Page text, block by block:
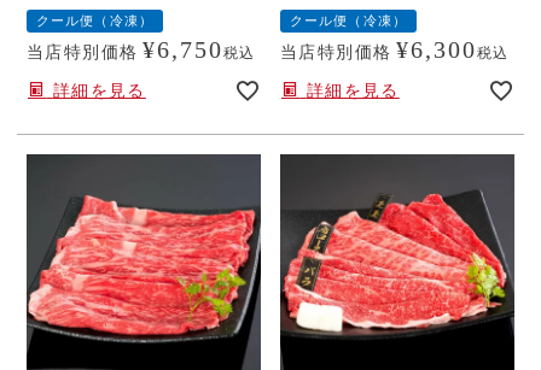
クール便（冷凍）
当店特別価格 ¥6,750税込
詳細を見る
クール便（冷凍）
当店特別価格 ¥6,300税込
詳細を見る